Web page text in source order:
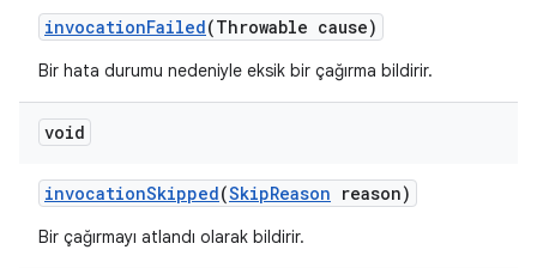
invocationFailed(Throwable cause)
Bir hata durumu nedeniyle eksik bir çağırma bildirir.
void
invocationSkipped(SkipReason reason)
Bir çağırmayı atlandı olarak bildirir.